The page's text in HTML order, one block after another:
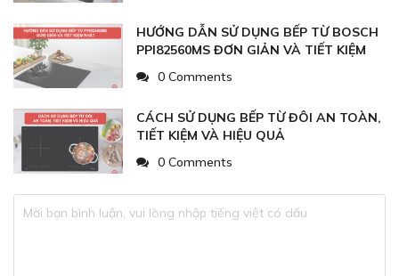
HƯỚNG DẪN SỬ DỤNG BẾP TỪ BOSCH
PPI82560MS ĐƠN GIẢN VÀ TIẾT KIỆM
0 Comments
CÁCH SỬ DỤNG BẾP TỪ ĐÔI AN TOÀN,
TIẾT KIỆM VÀ HIỆU QUẢ
0 Comments